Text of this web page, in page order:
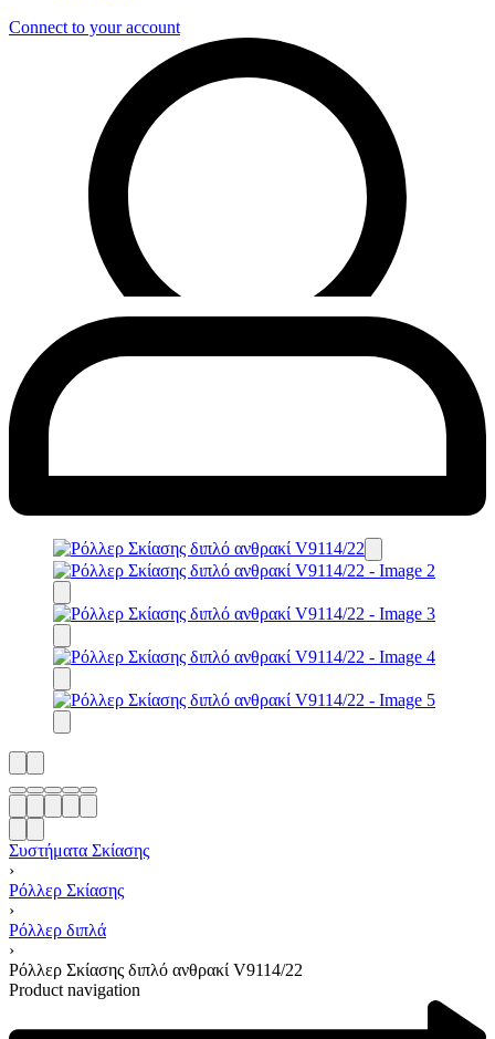
Connect to your account
Συστήματα Σκίασης
›
Ρόλλερ Σκίασης
›
Ρόλλερ διπλά
›
Ρόλλερ Σκίασης διπλό ανθρακί V9114/22
Product navigation